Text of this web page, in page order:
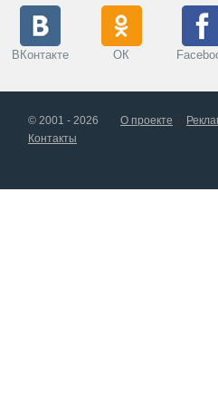
ВКонтакте ОК
© 2001 - 2026 О проекте
Контакты